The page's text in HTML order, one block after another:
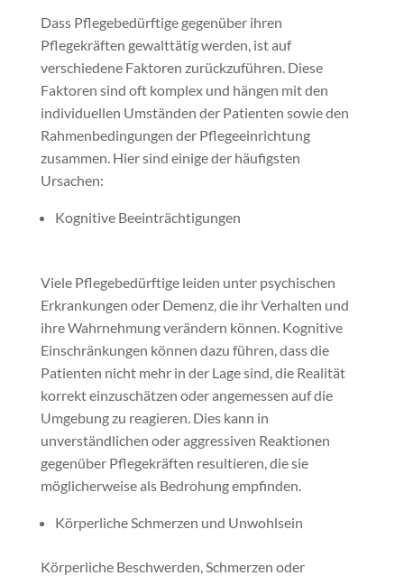
Dass Pflegebedürftige gegenüber ihren
Pflegekräften gewalttätig werden, ist auf
verschiedene Faktoren zurückzuführen. Diese
Faktoren sind oft komplex und hängen mit den
individuellen Umständen der Patienten sowie den
Rahmenbedingungen der Pflegeeinrichtung
zusammen. Hier sind einige der häufigsten
Ursachen:
Kognitive Beeinträchtigungen
Viele Pflegebedürftige leiden unter psychischen
Erkrankungen oder Demenz, die ihr Verhalten und
ihre Wahrnehmung verändern können. Kognitive
Einschränkungen können dazu führen, dass die
Patienten nicht mehr in der Lage sind, die Realität
korrekt einzuschätzen oder angemessen auf die
Umgebung zu reagieren. Dies kann in
unverständlichen oder aggressiven Reaktionen
gegenüber Pflegekräften resultieren, die sie
möglicherweise als Bedrohung empfinden.
Körperliche Schmerzen und Unwohlsein
Körperliche Beschwerden, Schmerzen oder